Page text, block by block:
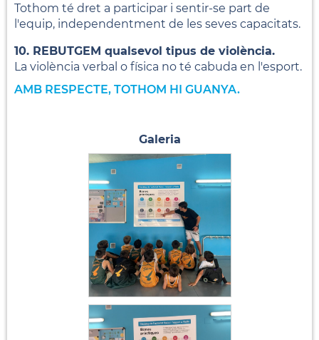
Tothom té dret a participar i sentir-se part de
l'equip, independentment de les seves capacitats.
10. REBUTGEM qualsevol tipus de violència.
La violència verbal o física no té cabuda en l'esport.
AMB RESPECTE, TOTHOM HI GUANYA.
Galeria
Club Bàsquet Alella